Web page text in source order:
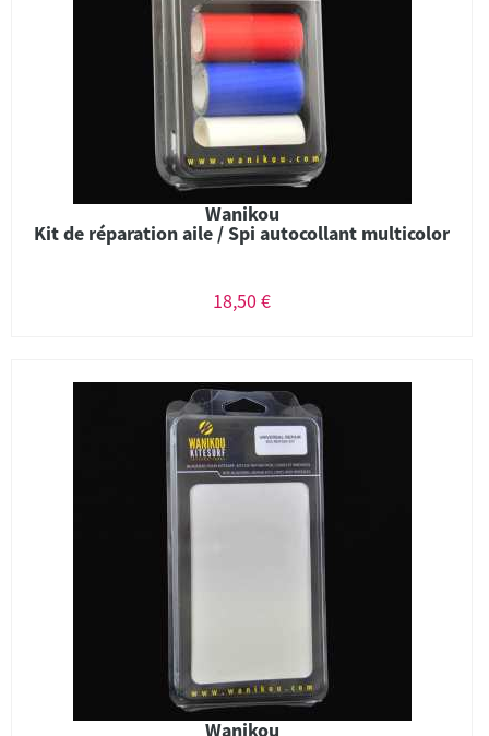
Wanikou
Kit de réparation aile / Spi autocollant multicolor
18,50 €
Wanikou